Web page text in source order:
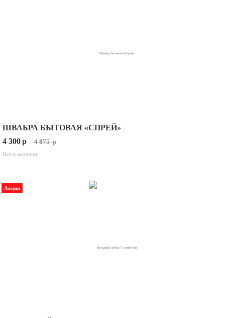
ШВАБРА БЫТОВАЯ «СПРЕЙ»
4 300p 4 875 p
Нет в наличии
Акция